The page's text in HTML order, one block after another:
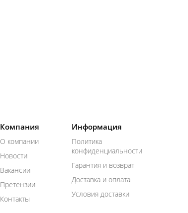
Компания
О компании
Новости
Вакансии
Претензии
Контакты
Информация
Политика
конфиденциальности
Гарантия и возврат
Доставка и оплата
Условия доставки